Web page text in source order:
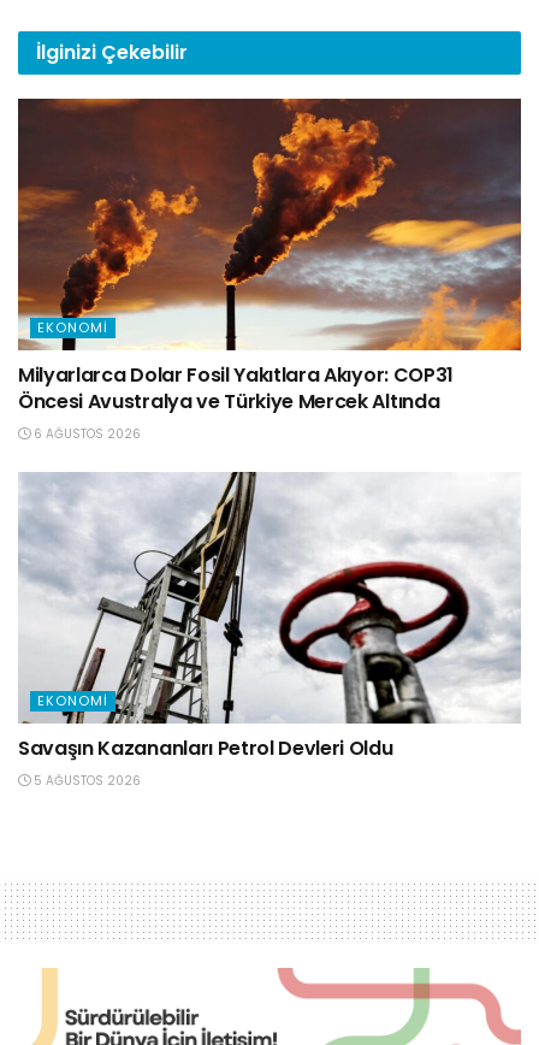
İlginizi Çekebilir
EKONOMI
Milyarlarca Dolar Fosil Yakıtlara Akıyor: COP31
Öncesi Avustralya ve Türkiye Mercek Altında
6 AĞUSTOS 2026
EKONOMI
Savaşın Kazananları Petrol Devleri Oldu
5 AĞUSTOS 2026